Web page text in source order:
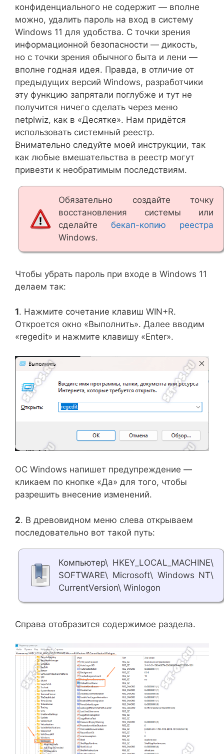
конфиденциального не содержит — вполне
можно, удалить пароль на вход в систему
Windows 11 для удобства. С точки зрения
информационной безопасности — дикость,
но с точки зрения обычного быта и лени —
вполне годная идея. Правда, в отличие от
предыдущих версий Windows, разработчики
эту функцию запрятали поглубже и тут не
получится ничего сделать через меню
netplwiz, как в «Десятке». Нам придётся
использовать системный реестр.
Внимательно следуйте моей инструкции, так
как любые вмешательства в реестр могут
привезти к необратимым последствиям.
Обязательно создайте точку
восстановления системы или
сделайтебекап-копию реестра
Windows.
Чтобы убрать пароль при входе в Windows 11
делаем так:
1. Нажмите сочетание клавиш WIN+R.
Откроется окно «Выполнить». Далее вводим
«regedit» и нажмите клавишу «Enter».
ОС Windows напишет предупреждение —
кликаем по кнопке «Да» для того, чтобы
разрешить внесение изменений.
2. В древовидном меню слева открываем
последовательно вот такой путь:
Компьютер\ HKEY_LOCAL_MACHINE\
SOFTWARE\ Microsoft\ Windows NT\
CurrentVersion\ Winlogon
Справа отобразится содержимое раздела.